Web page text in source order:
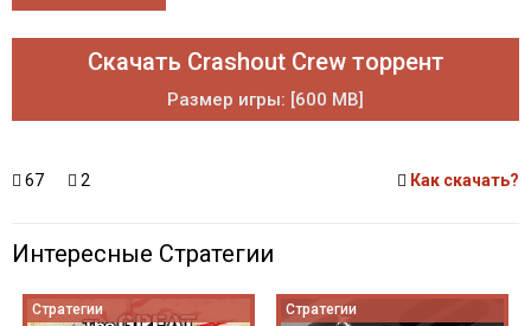
Скачать Crashout Crew торрент
Размер игры: [600 MB]
67 2 Как скачать?
Интересные Стратегии
Стратегии Стратегии